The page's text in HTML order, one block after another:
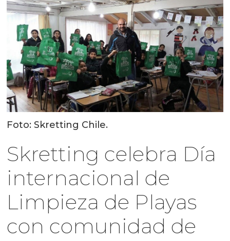
Foto: Skretting Chile.
Skretting celebra Día
internacional de
Limpieza de Playas
con comunidad de